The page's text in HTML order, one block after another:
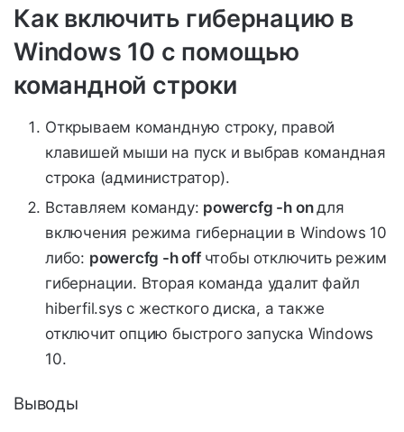
Как включить гибернацию в
Windows 10 с помощью
командной строки
Открываем командную строку, правой
клавишей мыши на пуск и выбрав командная
строка (администратор).
Вставляем команду: powercfg -h onдля
включения режима гибернации в Windows 10
либо: powercfg -h off чтобы отключить режим
гибернации. Вторая команда удалит файл
hiberfil.sys с жесткого диска, а также
отключит опцию быстрого запуска Windows
10.
Выводы